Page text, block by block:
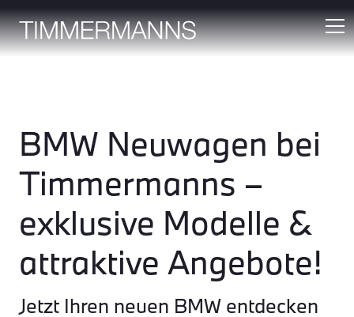
BMW Neuwagen bei
Timmermanns –
exklusive Modelle &
attraktive Angebote!
Jetzt Ihren neuen BMW entdecken